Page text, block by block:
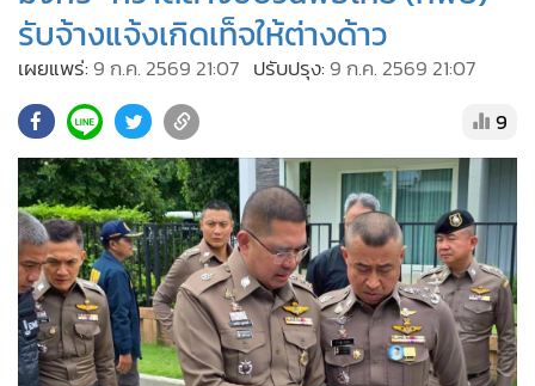
• Sondhitalk
• ผู้เฒ่าเล่าเรื่อง
• ข่าวลึกปมลับ
• Exclusive Health
• ผู้จัดกวน
• น่าสนใจ
• ข่าวอัพเดต
• เศรษฐกิจ-ธุรกิจ
• สังคม-โซเชียล
รับจ้างแจ้งเกิดเท็จให้ต่างด้าว
เผยแพร่: 9 ก.ค. 2569 21:07 ปรับปรุง: 9 ก.ค. 2569 21:07
9